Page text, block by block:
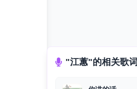
"江蕙"的相关歌词